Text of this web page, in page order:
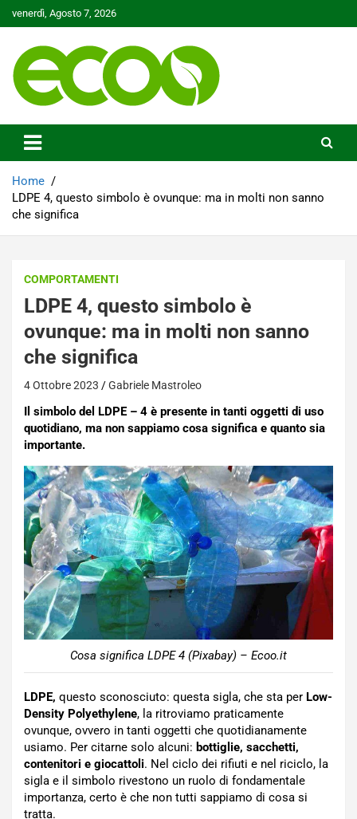
to
venerdì, Agosto 7, 2026
Ecoo.it
Home
LDPE 4, questo simbolo è ovunque: ma in molti non sanno
che significa
COMPORTAMENTI
LDPE 4, questo simbolo è
ovunque: ma in molti non sanno
che significa
4 Ottobre 2023 Gabriele Mastroleo
Il simbolo del LDPE – 4 è presente in tanti oggetti di uso
quotidiano, ma non sappiamo cosa significa e quanto sia
importante.
Cosa significa LDPE 4 (Pixabay) – Ecoo.it
LDPE, questo sconosciuto: questa sigla, che sta per Low-
Density Polyethylene, la ritroviamo praticamente
ovunque, ovvero in tanti oggetti che quotidianamente
usiamo. Per citarne solo alcuni: bottiglie, sacchetti,
contenitori e giocattoli. Nel ciclo dei rifiuti e nel riciclo, la
sigla e il simbolo rivestono un ruolo di fondamentale
importanza, certo è che non tutti sappiamo di cosa si
tratta.